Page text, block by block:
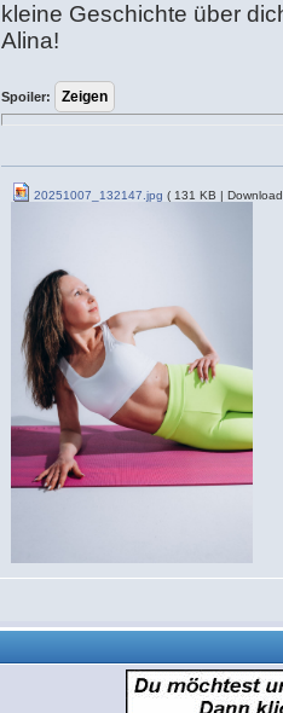
kleine Geschichte über
Alina!
Spoiler:
20251007_132147.jpg ( 131 KB |